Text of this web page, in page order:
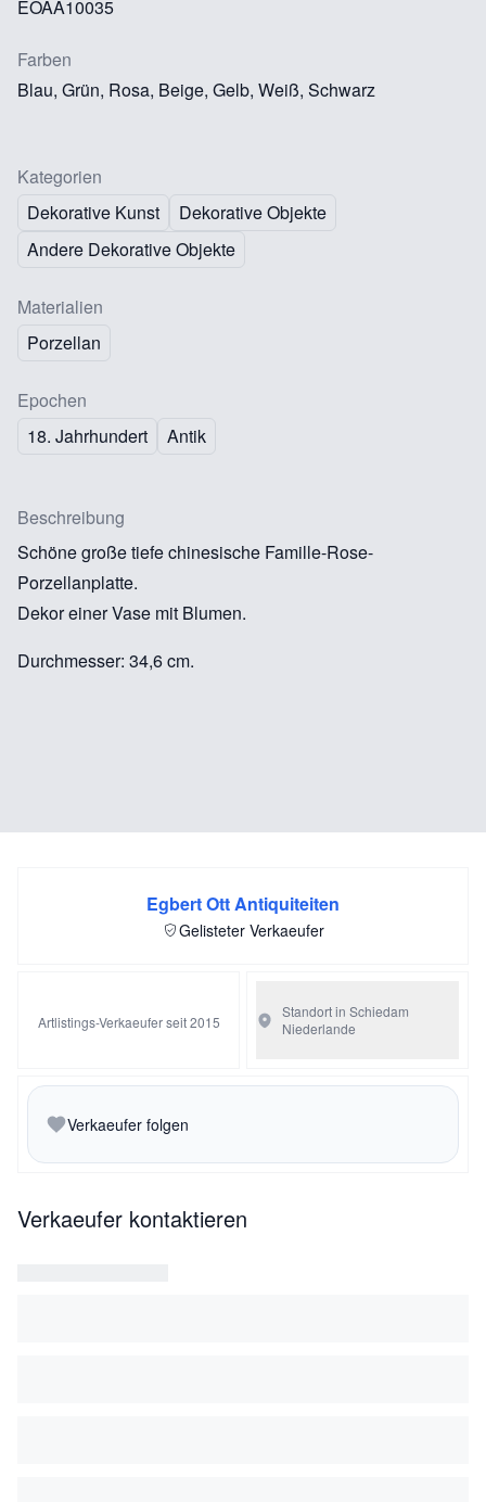
EOAA10035
Farben
Blau, Grün, Rosa, Beige, Gelb, Weiß, Schwarz
Kategorien
Dekorative Kunst
Dekorative Objekte
Andere Dekorative Objekte
Materialien
Porzellan
Epochen
18. Jahrhundert
Antik
Beschreibung
Schöne große tiefe chinesische Famille-Rose-
Porzellanplatte.
Dekor einer Vase mit Blumen.
Durchmesser: 34,6 cm.
Egbert Ott Antiquiteiten
Gelisteter Verkaeufer
Artlistings-Verkaeufer seit 2015
Standort in Schiedam
Niederlande
Verkaeufer folgen
Verkaeufer kontaktieren